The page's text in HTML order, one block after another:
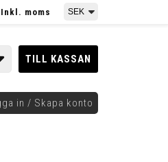
Inkl. moms
TILL KASSAN
in / Skapa konto